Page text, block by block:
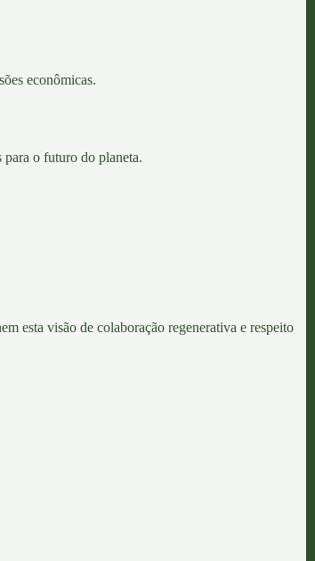
econômicas.
o futuro do planeta.
esta visão de colaboração regenerativa e respeito